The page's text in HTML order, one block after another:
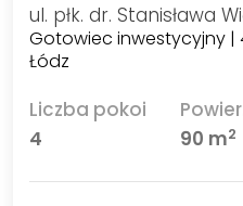
ul. płk. dr. Stanisława
Gotowiec inwestycyjny |
Łódz
Liczba pokoi
4
90 m2